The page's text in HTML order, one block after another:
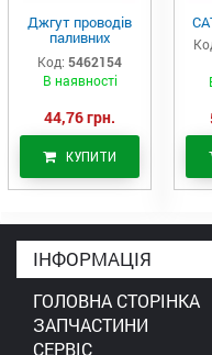
Джгут проводів
паливних
форсунок CAT
C7/C9 (546-2154)
Код: 5462154
В наявності
44,76 грн.
КУПИТИ
ІНФОРМАЦІЯ
ГОЛОВНА СТОРІНКА
ЗАПЧАСТИНИ
СЕРВІС